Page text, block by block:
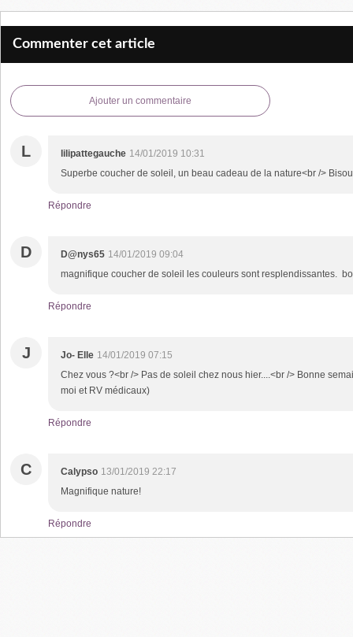
Commenter cet article
Ajouter un commentaire
L lilipattegauche 14/01/2019 10:31
Superbe coucher de soleil, un beau cadeau de la nature<br />
Répondre
D D@nys65 14/01/2019 09:04
magnifique coucher de soleil les couleurs sont resplendissantes.
Répondre
J Jo- Elle 14/01/2019 07:15
Chez vous ?<br /> Pas de soleil chez nous hier....<br /> Bonne
moi et RV médicaux)
Répondre
C Calypso 13/01/2019 22:17
Magnifique nature!
Répondre